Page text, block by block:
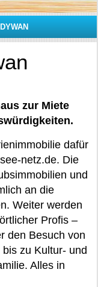
DYWAN
zur Miete
dafür
netz.de. Die
und
an die
Weiter werden
Profis –
den Besuch von
zu Kultur- und
Alles in